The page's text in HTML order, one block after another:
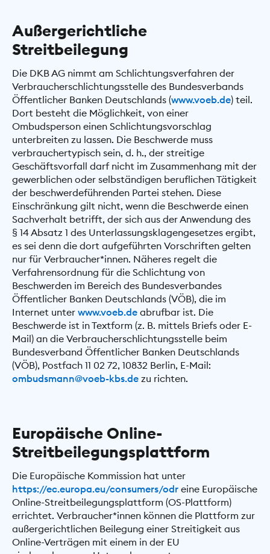
Außergerichtliche
Streitbeilegung
Die DKB AG nimmt am Schlichtungsverfahren der
Verbraucherschlichtungsstelle des Bundesverbands
Öffentlicher Banken Deutschlands (www.voeb.de) teil.
Dort besteht die Möglichkeit, von einer
Ombudsperson einen Schlichtungsvorschlag
unterbreiten zu lassen. Die Beschwerde muss
verbrauchertypisch sein, d. h., der streitige
Geschäftsvorfall darf nicht im Zusammenhang mit der
gewerblichen oder selbständigen beruflichen Tätigkeit
der beschwerdeführenden Partei stehen. Diese
Einschränkung gilt nicht, wenn die Beschwerde einen
Sachverhalt betrifft, der sich aus der Anwendung des
§ 14 Absatz 1 des Unterlassungsklagengesetzes ergibt,
es sei denn die dort aufgeführten Vorschriften gelten
nur für Verbraucher*innen. Näheres regelt die
Verfahrensordnung für die Schlichtung von
Beschwerden im Bereich des Bundesverbandes
Öffentlicher Banken Deutschlands (VÖB), die im
Internet unter www.voeb.de abrufbar ist. Die
Beschwerde ist in Textform (z. B. mittels Briefs oder E-
Mail) an die Verbraucherschlichtungsstelle beim
Bundesverband Öffentlicher Banken Deutschlands
(VÖB), Postfach 11 02 72, 10832 Berlin, E-Mail:
ombudsmann@voeb-kbs.de zu richten.
Europäische Online-
Streitbeilegungsplattform
Die Europäische Kommission hat unter
https://ec.europa.eu/consumers/odr eine Europäische
Online-Streitbeilegungsplattform (OS-Plattform)
errichtet. Verbraucher*innen können die Plattform zur
außergerichtlichen Beilegung einer Streitigkeit aus
Online-Verträgen mit einem in der EU